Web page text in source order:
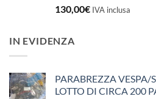
130,00€ IVA inclusa
IN EVIDENZA
PARABREZZA VESPA/
LOTTO DI CIRCA 200